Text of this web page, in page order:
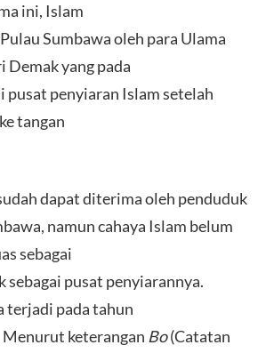
ini, Islam
Sumbawa oleh para Ulama
Demak yang pada
penyiaran Islam setelah
tangan
dapat diterima oleh penduduk
namun cahaya Islam belum
sebagai
sebagai pusat penyiarannya.
terjadi pada tahun
Menurut keterangan Bo(Catatan